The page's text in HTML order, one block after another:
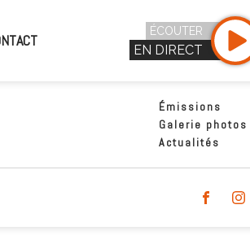
ÉCOUTER
EN DIRECT
Émissions
Galerie photos
Actualités